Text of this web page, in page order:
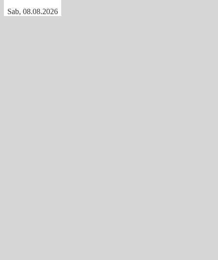
Sab, 08.08.2026